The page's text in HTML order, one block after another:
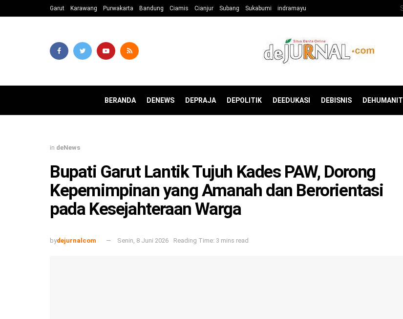
Garut Karawang Purwakarta Bandung Ciamis Cianjur Subang Sukabumi indramayu
BERANDA DENEWS DEPRAJA DEPOLITIK DEEDUKASI DEBISNIS DEHUMANITI
in deNews
Bupati Garut Lantik Tujuh Kades PAW, Dorong
Kepemimpinan yang Amanah dan Berorientasi
pada Kesejahteraan Warga
bydejurnalcom Senin, 8 Juni 2026 Reading Time: 3 mins read